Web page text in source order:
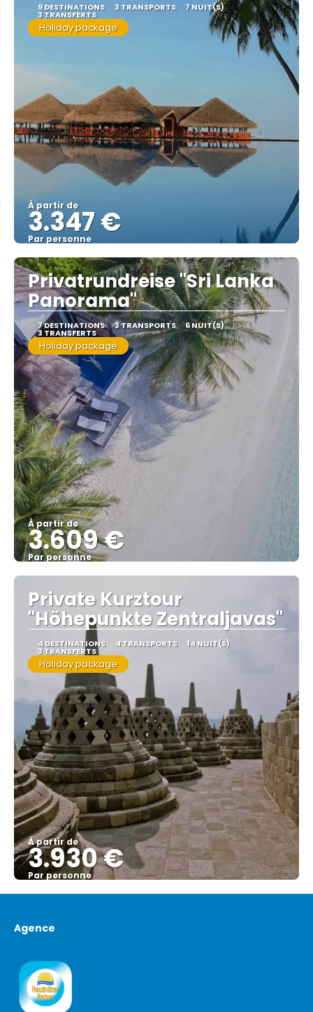
9 DESTINATIONS 3 TRANSPORTS 7 NUIT(S)
3 TRANSFERTS
Holiday package
À partir de
3.347 €
Par personne
Afficher
Privatrundreise "Sri Lanka
Panorama"
7 DESTINATIONS 3 TRANSPORTS 6 NUIT(S)
3 TRANSFERTS
Holiday package
À partir de
3.609 €
Par personne
Afficher
Private Kurztour
"Höhepunkte Zentraljavas"
4 DESTINATIONS 4 TRANSPORTS 14 NUIT(S)
3 TRANSFERTS
Holiday package
À partir de
3.930 €
Par personne
Afficher
Agence